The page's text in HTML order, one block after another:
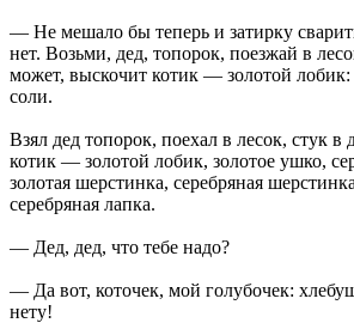
— Не мешало бы теперь и затирку
нет. Возьми, дед, топорок, поезжай в
может, выскочит котик — золотой
соли.
Взял дед топорок, поехал в лесок, стук
котик — золотой лобик, золотое ушко,
золотая шерстинка, серебряная
серебряная лапка.
— Дед, дед, что тебе надо?
— Да вот, коточек, мой голубочек:
нету!